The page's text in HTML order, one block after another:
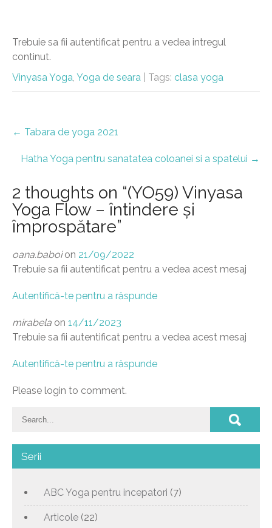
Trebuie sa fii autentificat pentru a vedea intregul
continut.
Vinyasa Yoga, Yoga de seara | Tags: clasa yoga
Post
navigation
← Tabara de yoga 2021
Hatha Yoga pentru sanatatea coloanei si a spatelui →
2 thoughts on “(YO59) Vinyasa
Yoga Flow – întindere și
împrospătare”
oana.baboion 21/09/2022
Trebuie sa fii autentificat pentru a vedea acest mesaj
Autentifică-te pentru a răspunde
mirabela on 14/11/2023
Trebuie sa fii autentificat pentru a vedea acest mesaj
Autentifică-te pentru a răspunde
Please login to comment.
Serii
ABC Yoga pentru incepatori (7)
Articole (22)